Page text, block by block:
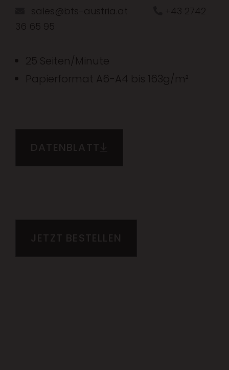
sales@bts-austria.at
+43 2742
36 65 95
25 Seiten/Minute
Papierformat A6-A4 bis 163g/m²